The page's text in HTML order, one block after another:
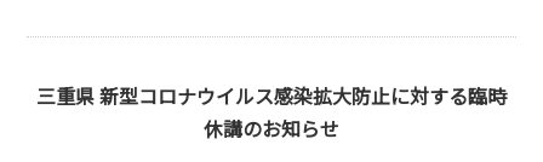
三重県 新型コロナウイルス感染拡大防止に対する臨時
休講のお知らせ